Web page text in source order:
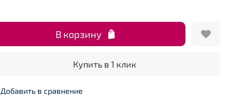
В корзину
Купить в 1 клик
Добавить в сравнение